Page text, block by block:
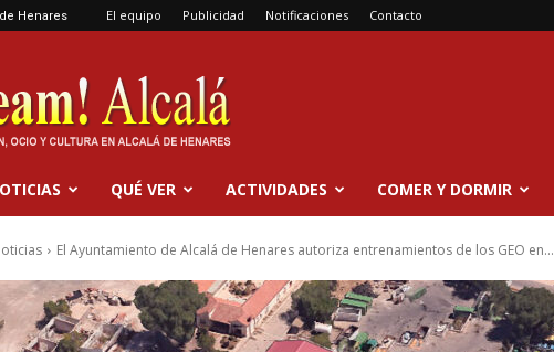
Henares El equipo Publicidad Notificaciones Contacto
QUÉ VER ACTIVIDADES COMER Y DORMIR
El Ayuntamiento de Alcalá de Henares autoriza entrenamientos de los GEO en...